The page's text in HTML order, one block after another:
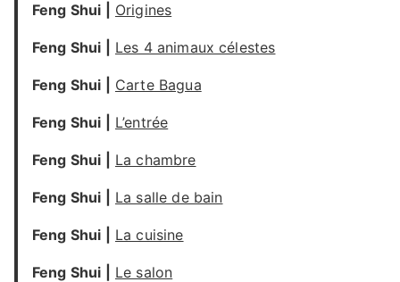
Feng Shui | Origines
Feng Shui | Les 4 animaux célestes
Feng Shui | Carte Bagua
Feng Shui | L’entrée
Feng Shui | La chambre
Feng Shui | La salle de bain
Feng Shui | La cuisine
Feng Shui | Le salon